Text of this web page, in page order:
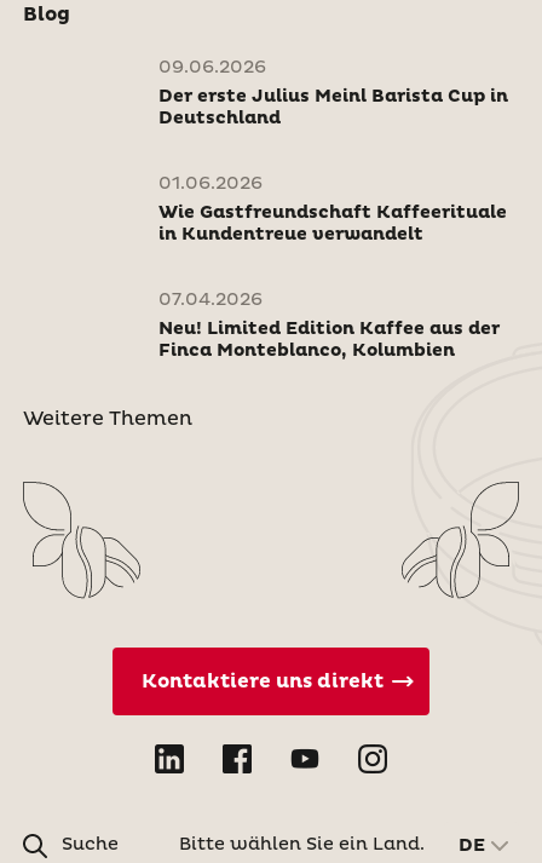
Blog
09.06.2026
Der erste Julius Meinl Barista Cup in
Deutschland
01.06.2026
Wie Gastfreundschaft Kaffeerituale
in Kundentreue verwandelt
07.04.2026
Neu! Limited Edition Kaffee aus der
Finca Monteblanco, Kolumbien
Weitere Themen
Suche
Kontaktiere uns direkt
Bitte wählen Sie ein Land. DE